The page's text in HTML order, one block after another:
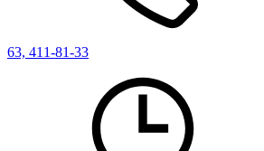
63, 411-81-33